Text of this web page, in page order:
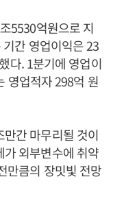
5530억원으로 지
간 영업이익은 23
다. 1분기에 영업이
영업적자 298억 원
간 마무리될 것이
외부변수에 취약
만큼의 장밋빛 전망